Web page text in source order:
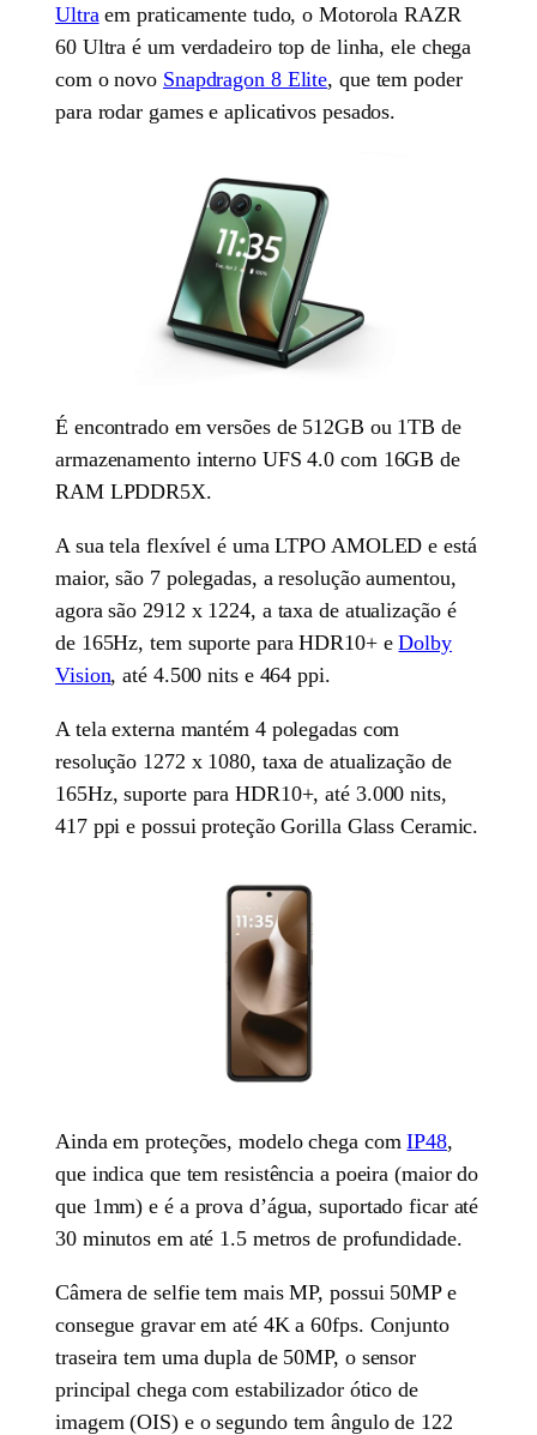
Ultra em praticamente tudo, o Motorola RAZR
60 Ultra é um verdadeiro top de linha, ele chega
com o novo Snapdragon 8 Elite, que tem poder
para rodar games e aplicativos pesados.
É encontrado em versões de 512GB ou 1TB de
armazenamento interno UFS 4.0 com 16GB de
RAM LPDDR5X.
A sua tela flexível é uma LTPO AMOLED e está
maior, são 7 polegadas, a resolução aumentou,
agora são 2912 x 1224, a taxa de atualização é
de 165Hz, tem suporte para HDR10+ eDolby
Vision, até 4.500 nits e 464 ppi.
A tela externa mantém 4 polegadas com
resolução 1272 x 1080, taxa de atualização de
165Hz, suporte para HDR10+, até 3.000 nits,
417 ppi e possui proteção Gorilla Glass Ceramic.
Ainda em proteções, modelo chega comIP48,
que indica que tem resistência a poeira (maior do
que 1mm) e é a prova d’água, suportado ficar até
30 minutos em até 1.5 metros de profundidade.
Câmera de selfie tem mais MP, possui 50MP e
consegue gravar em até 4K a 60fps. Conjunto
traseira tem uma dupla de 50MP, o sensor
principal chega com estabilizador ótico de
imagem (OIS) e o segundo tem ângulo de 122